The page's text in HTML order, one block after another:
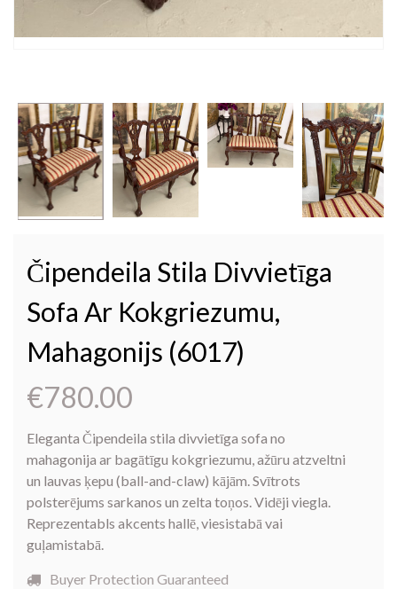
Čipendeila Stila Divvietīga
Sofa Ar Kokgriezumu,
Mahagonijs (6017)
€780.00
Eleganta Čipendeila stila divvietīga sofa no
mahagonija ar bagātīgu kokgriezumu, ažūru atzveltni
un lauvas ķepu (ball-and-claw) kājām. Svītrots
polsterējums sarkanos un zelta toņos. Vidēji viegla.
Reprezentabls akcents hallē, viesistabā vai
guļamistabā.
Buyer Protection Guaranteed